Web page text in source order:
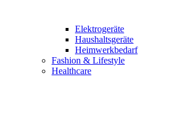
Elektrogeräte
Haushaltsgeräte
Heimwerkbedarf
Fashion & Lifestyle
Healthcare